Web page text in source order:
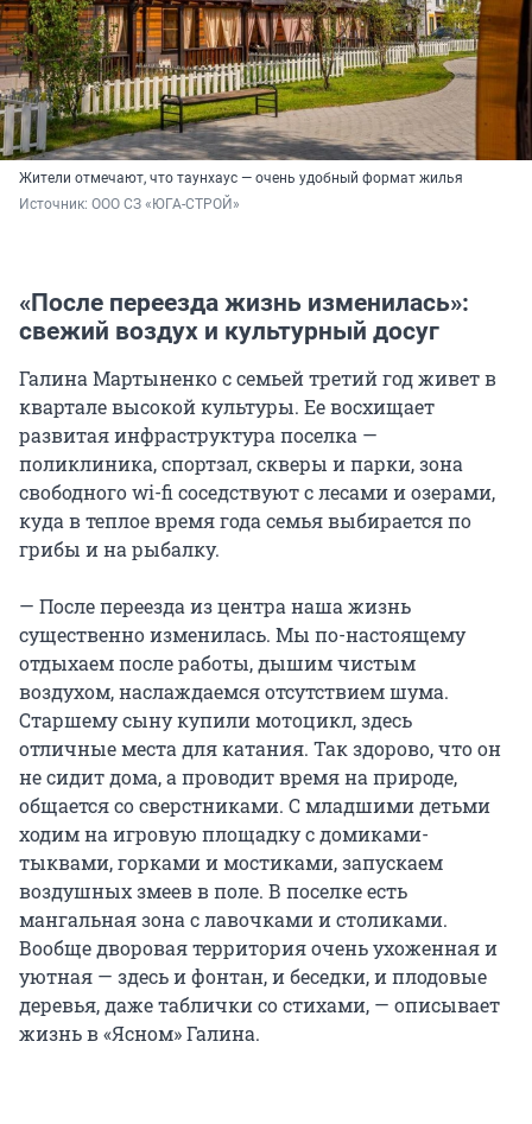
Жители отмечают, что таунхаус — очень удобный формат жилья
Источник: ООО СЗ «ЮГА-СТРОЙ»
«После переезда жизнь изменилась»:
свежий воздух и культурный досуг
Галина Мартыненко с семьей третий год живет в
квартале высокой культуры. Ее восхищает
развитая инфраструктура поселка —
поликлиника, спортзал, скверы и парки, зона
свободного wi-fi соседствуют с лесами и озерами,
куда в теплое время года семья выбирается по
грибы и на рыбалку.
— После переезда из центра наша жизнь
существенно изменилась. Мы по-настоящему
отдыхаем после работы, дышим чистым
воздухом, наслаждаемся отсутствием шума.
Старшему сыну купили мотоцикл, здесь
отличные места для катания. Так здорово, что он
не сидит дома, а проводит время на природе,
общается со сверстниками. С младшими детьми
ходим на игровую площадку с домиками-
тыквами, горками и мостиками, запускаем
воздушных змеев в поле. В поселке есть
мангальная зона с лавочками и столиками.
Вообще дворовая территория очень ухоженная и
уютная — здесь и фонтан, и беседки, и плодовые
деревья, даже таблички со стихами, — описывает
жизнь в «Ясном» Галина.